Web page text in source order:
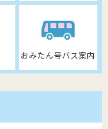
おみたん号バス案内